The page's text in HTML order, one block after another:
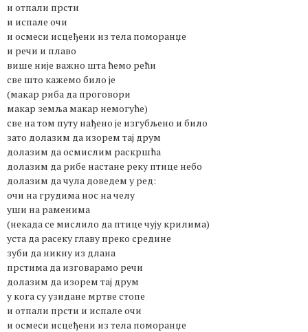
и отпали прсти
и испале очи
и осмеси исцеђени из тела поморанџе
и речи и плаво
више није важно шта ћемо рећи
све што кажемо било је
(макар риба да проговори
макар земља макар немогуће)
све на том путу нађено је изгубљено и било
зато долазим да изорем тај друм
долазим да осмислим раскршћа
долазим да рибе настане реку птице небо
долазим да чула доведем у ред:
очи на грудима нос на челу
уши на раменима
(некада се мислило да птице чују крилима)
уста да расеку главу преко средине
зуби да никну из длана
прстима да изговарамо речи
долазим да изорем тај друм
у кога су узидане мртве стопе
и отпали прсти и испале очи
и осмеси исцеђени из тела поморанџе